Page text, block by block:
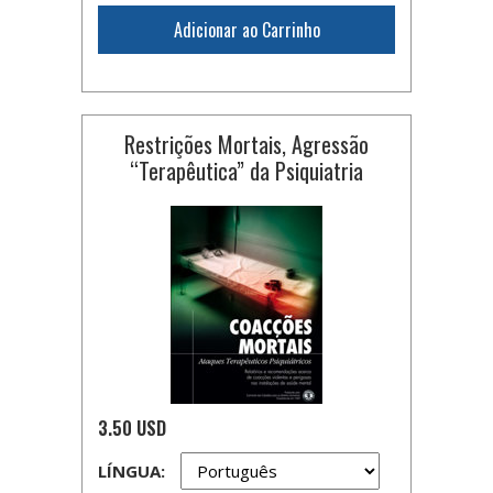
Adicionar ao Carrinho
Restrições Mortais, Agressão
“Terapêutica” da Psiquiatria
3.50 USD
LÍNGUA: